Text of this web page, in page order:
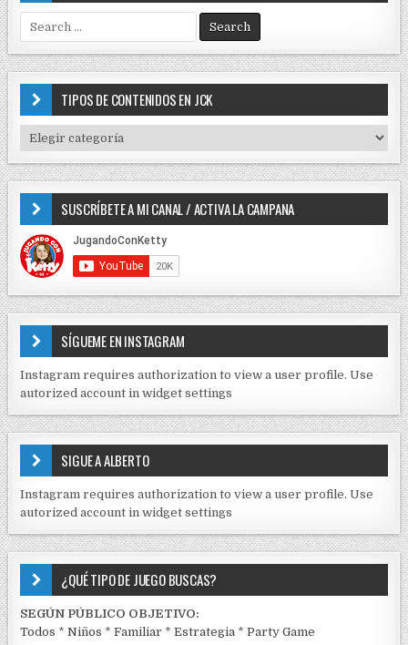
e
a
r
f
r
:
TIPOS DE CONTENIDOS EN JCK
I
P
D
E
C
O
N
T
I
D
S
E
J
C
K
SUSCRÍBETE A MI CANAL / ACTIVA LA CAMPANA
SÍGUEME EN INSTAGRAM
Instagram requires authorization to view a user profile. Use
autorized account in widget settings
SIGUE A ALBERTO
Instagram requires authorization to view a user profile. Use
autorized account in widget settings
¿QUÉ TIPO DE JUEGO BUSCAS?
SEGÚN PÚBLICO OBJETIVO:
Todos *Niños *Familiar *Estrategia *Party Game